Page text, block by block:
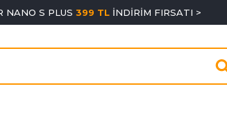
NANO S PLUS 399 TL İNDİRİM FIRSATI >